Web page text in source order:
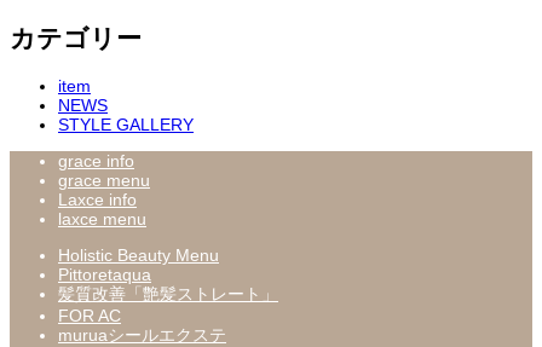
カテゴリー
item
NEWS
STYLE GALLERY
grace info
grace menu
Laxce info
laxce menu
Holistic Beauty Menu
Pittoretaqua
髪質改善「艶髪ストレート」
FOR AC
muruaシールエクステ